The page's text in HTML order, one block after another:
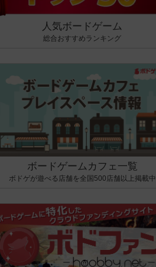
人気ボードゲーム
総合おすすめランキング
ボードゲームカフェ一覧
ボドゲが遊べる店舗を全国500店舗以上掲載中